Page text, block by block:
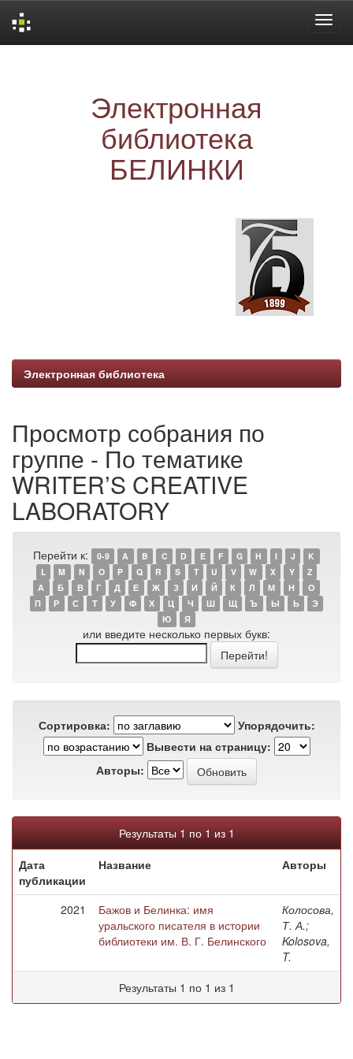
Электронная
библиотека
БЕЛИНКИ
Электронная библиотека
Просмотр собрания по
группе - По тематике
WRITER’S CREATIVE
LABORATORY
Перейти к: 0-9 A B C D E F G H I J
K
L
M N O P Q R S T U V W X Y
Z
А
Б В Г Д Е Ж З И Й К Л М Н
О
П
Р С Т У Ф Х Ц Ч Ш Щ Ъ Ы Ь
Э
Ю
Я
или введите несколько первых букв:
Сортировка:
Упорядочить:
Вывести на страницу:
Авторы:
Результаты 1 по 1 из 1
Дата
публикации
Название Авторы
2021
Бажов и Белинка: имя
уральского писателя в истории
библиотеки им. В. Г. Белинского
Колосова,
Т. А.;
Kolosova,
T.
Результаты 1 по 1 из 1